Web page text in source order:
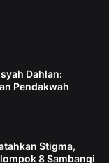
Dahlan:
Pendakwah
Stigma,
8 Sambangi